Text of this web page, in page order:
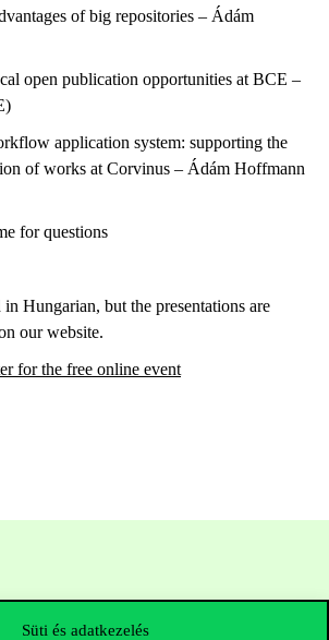
Süti és adatkezelés
of big repositories – Ádám
open publication opportunities at BCE –
application system: supporting the
of works at Corvinus – Ádám Hoffmann
for questions
Hungarian, but the presentations are
our website.
for the free online event